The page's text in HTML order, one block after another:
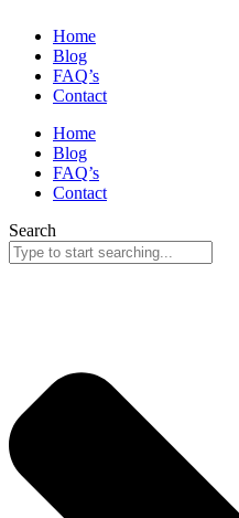
Home
Blog
FAQ’s
Contact
Home
Blog
FAQ’s
Contact
Search